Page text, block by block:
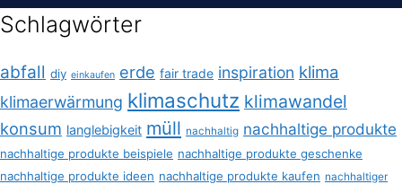
Schlagwörter
abfall diy einkaufen erde fair trade inspiration klima
klimaerwärmung klimaschutz klimawandel
konsum langlebigkeit müll nachhaltig nachhaltige produkte
nachhaltige produkte beispiele nachhaltige produkte geschenke
nachhaltige produkte ideen nachhaltige produkte kaufen nachhaltiger